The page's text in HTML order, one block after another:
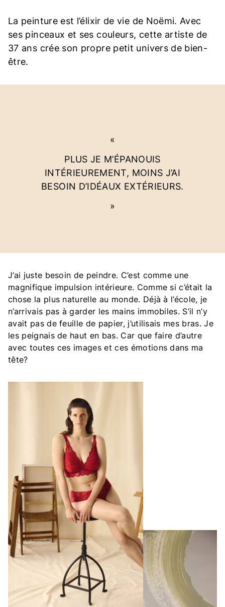
La peinture est l’élixir de vie de Noëmi. Avec
ses pinceaux et ses couleurs, cette artiste de
37 ans crée son propre petit univers de bien-
être.
PLUS JE M’ÉPANOUIS
INTÉRIEUREMENT, MOINS J’AI
BESOIN D’IDÉAUX EXTÉRIEURS.
J’ai juste besoin de peindre. C’est comme une
magnifique impulsion intérieure. Comme si c’était la
chose la plus naturelle au monde. Déjà à l’école, je
n’arrivais pas à garder les mains immobiles. S’il n’y
avait pas de feuille de papier, j’utilisais mes bras. Je
les peignais de haut en bas. Car que faire d’autre
avec toutes ces images et ces émotions dans ma
tête?